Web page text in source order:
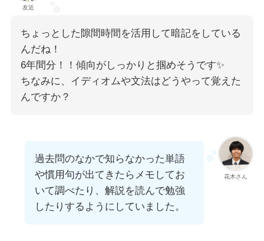
友近
ちょっとした隙間時間を活用して暗記をしている
んだね！
6年間分！！傾向がしっかりと掴めそうです✨
ちなみに、イディオムや文法はどうやって覚えた
んですか？
花木さん
過去問のなかで知らなかった単語
や慣用句が出てきたらメモしてお
いて調べたり、解説を読んで勉強
したりするようにしていました。